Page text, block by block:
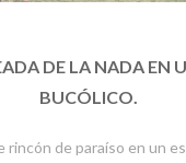
DE LA NADA EN
BUCÓLICO.
rincón de paraíso en un